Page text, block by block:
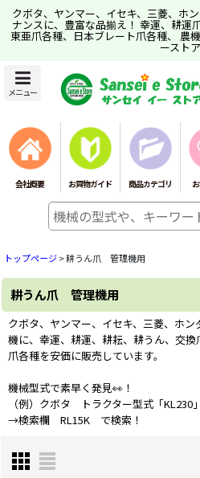
クボタ、ヤンマー、イセキ、三菱、ホ
ナンスに、豊富な品揃え！ 幸運、耕運
東亜爪各種、日本ブレート爪各種、 農
ーストア
メニュー
会社概要 お買物ガイド 商品カテゴリ
トップページ>耕うん爪 管理機用
耕うん爪 管理機用
クボタ、ヤンマー、イセキ、三菱、ホ
機に、幸運、耕運、耕耘、耕うん、交
爪各種を安価に販売しています。
機械型式で素早く発見👀！
（例）クボタ トラクター型式「KL230
→検索欄 RL15K で検索！